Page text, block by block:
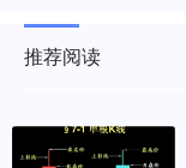
推荐阅读